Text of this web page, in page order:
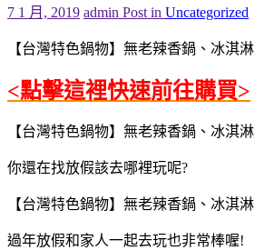
7 1 月, 2019 admin Post in Uncategorized
【台灣特色鍋物】無老辣香鍋、冰淇
<點擊這裡快速前往購買>
【台灣特色鍋物】無老辣香鍋、冰淇
你還在找放假該去哪裡玩呢?
【台灣特色鍋物】無老辣香鍋、冰淇
過年放假和家人一起去玩也非常棒喔!